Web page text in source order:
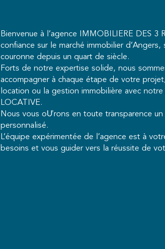
Bienvenue à l’agence IMMOBILIERE DES 3
confiance sur le marché immobilier
couronne depuis un quart de siècle.
Forts de notre expertise solide, nous
accompagner à chaque étape de votre
location ou la gestion immobilière avec
LOCATIVE.
Nous vous oƯrons en toute transparence
personnalisé.
L’équipe expérimentée de l’agence est à
besoins et vous guider vers la réussite de